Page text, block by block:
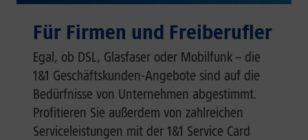
Für Firmen und Freiberufler
Egal, ob DSL, Glasfaser oder Mobilfunk – die
1&1 Geschäftskunden-Angebote sind auf die
Bedürfnisse von Unternehmen abgestimmt.
Profitieren Sie außerdem von zahlreichen
Serviceleistungen mit der 1&1 Service Card